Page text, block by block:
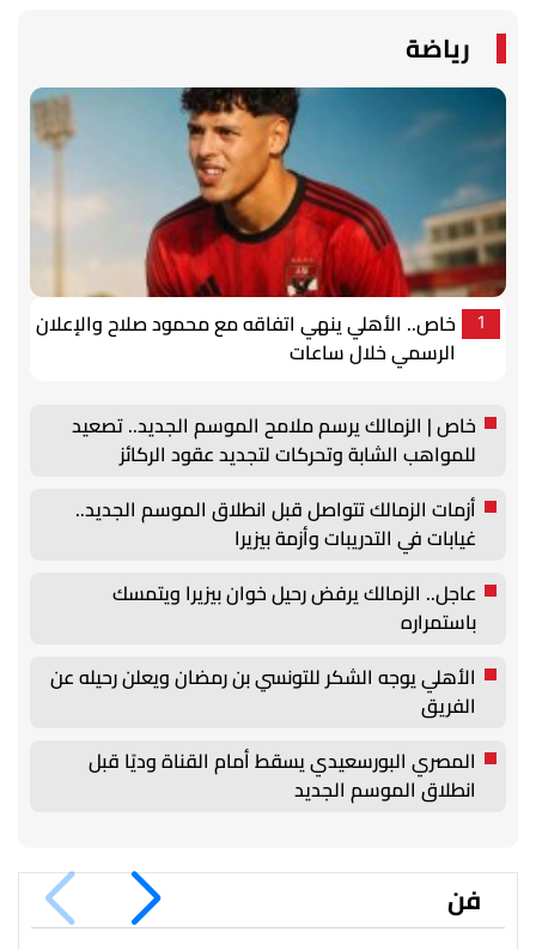
رياضة
1
خاص.. الأهلي ينهي اتفاقه مع محمود صلاح والإعلان
الرسمي خلال ساعات
خاص | الزمالك يرسم ملامح الموسم الجديد.. تصعيد
للمواهب الشابة وتحركات لتجديد عقود الركائز
أزمات الزمالك تتواصل قبل انطلاق الموسم الجديد..
غيابات في التدريبات وأزمة بيزيرا
عاجل.. الزمالك يرفض رحيل خوان بيزيرا ويتمسك
باستمراره
الأهلي يوجه الشكر للتونسي بن رمضان ويعلن رحيله عن
الفريق
المصري البورسعيدي يسقط أمام القناة وديًا قبل
انطلاق الموسم الجديد
فن